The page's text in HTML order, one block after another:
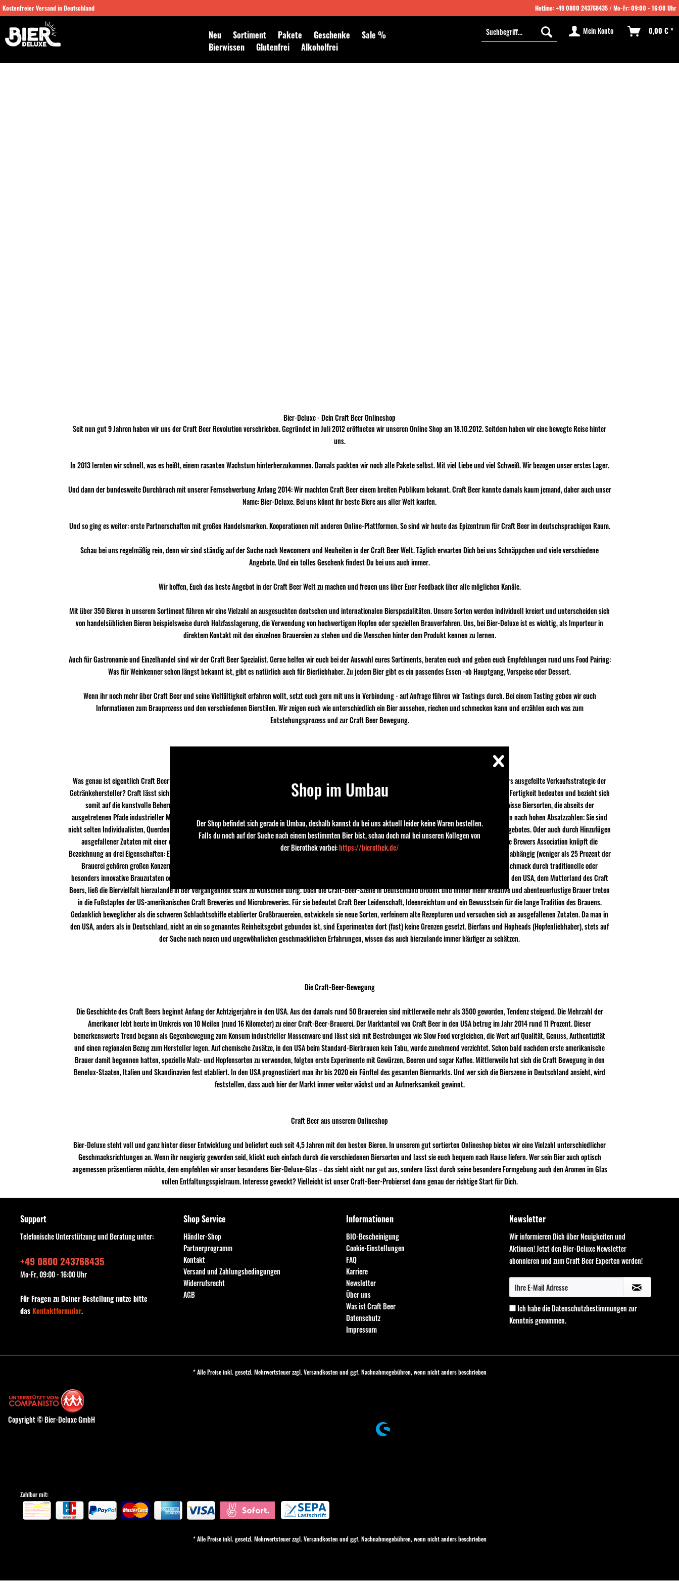
Kostenfreier Versand in Deutschland Hotline:+49 0800 243768435 / Mo-Fr: 09:00 - 16:00 Uhr
Neu Sortiment Pakete Geschenke
Sale %
Bierwissen
Glutenfrei Alkoholfrei
Mein Konto 0,00 € *
Newsletter abonnieren
Bier-Deluxe - Dein Craft Beer Onlineshop
Seit nun gut 9 Jahren haben wir uns der Craft Beer Revolution verschrieben. Gegründet im Juli 2012 eröffneten wir unseren Online Shop am 18.10.2012. Seitdem haben wir eine bewegte Reise hinter
uns.
In 2013 lernten wir schnell, was es heißt, einem rasanten Wachstum hinterherzukommen. Damals packten wir noch alle Pakete selbst. Mit viel Liebe und viel Schweiß. Wir bezogen unser erstes Lager.
Und dann der bundesweite Durchbruch mit unserer Fernsehwerbung Anfang 2014: Wir machten Craft Beer einem breiten Publikum bekannt. Craft Beer kannte damals kaum jemand, daher auch unser
Name: Bier-Deluxe. Bei uns könnt ihr beste Biere aus aller Welt kaufen.
Und so ging es weiter: erste Partnerschaften mit großen Handelsmarken. Kooperationen mit anderen Online-Plattformen. So sind wir heute das Epizentrum für Craft Beer im deutschsprachigen Raum.
Schau bei uns regelmäßig rein, denn wir sind ständig auf der Suche nach Newcomern und Neuheiten in der Craft Beer Welt. Täglich erwarten Dich bei uns Schnäppchen und viele verschiedene
Angebote. Und ein tolles Geschenk findest Du bei uns auch immer.
Wir hoffen, Euch das beste Angebot in der Craft Beer Welt zu machen und freuen uns über Euer Feedback über alle möglichen Kanäle.
Mit über 350 Bieren in unserem Sortiment führen wir eine Vielzahl an ausgesuchten deutschen und internationalen Bierspezialitäten. Unsere Sorten werden individuell kreiert und unterscheiden sich
von handelsüblichen Bieren beispielsweise durch Holzfasslagerung, die Verwendung von hochwertigem Hopfen oder speziellen Brauverfahren. Uns, bei Bier-Deluxe ist es wichtig, als Importeur in
direktem Kontakt mit den einzelnen Brauereien zu stehen und die Menschen hinter dem Produkt kennen zu lernen.
Auch für Gastronomie und Einzelhandel sind wir der Craft Beer Spezialist. Gerne helfen wir euch bei der Auswahl eures Sortiments, beraten euch und geben euch Empfehlungen rund ums Food Pairing:
Was für Weinkenner schon längst bekannt ist, gibt es natürlich auch für Bierliebhaber. Zu jedem Bier gibt es ein passendes Essen -ob Hauptgang, Vorspeise oder Dessert.
Wenn ihr noch mehr über Craft Beer und seine Vielfältigkeit erfahren wollt, setzt euch gern mit uns in Verbindung - auf Anfrage führen wir Tastings durch. Bei einem Tasting geben wir euch
Informationen zum Brauprozess und den verschiedenen Bierstilen. Wir zeigen euch wie unterschiedlich ein Bier aussehen, riechen und schmecken kann und erzählen euch was zum
Entstehungsprozess und zur Craft Beer Bewegung.
Was genau ist eigentlich Craft Beer? Oder Craft Bier? Welche Biersorten sind damit gemeint, und handelt es sich bei dem Begriff um mehr als nur eine besonders ausgefeilte Verkaufsstrategie der
Getränkehersteller? Craft lässt sich ins Deutsche zunächst einmal mit Handwerk übersetzen. In bestimmten Kontexten kann der Begriff aber auch Geschick und Fertigkeit bedeuten und bezieht sich
somit auf die kunstvolle Beherrschung einer bestimmten Tätigkeit. Weniger als die Fertigung von Bier mit der Hand meint der Ausdruck Craft Beer also gewisse Biersorten, die abseits der
ausgetretenen Pfade industrieller Massenproduktion kunstvoll hergestellt werden. Die Craft-Beer-Brauer verbinden mehr mit ihrem Produkt als nur das Streben nach hohen Absatzzahlen: Sie sind
nicht selten Individualisten, Querdenker und Grenzgänger, die historische Biersorten wieder aufleben lassen, neu interpretieren. Und das innerhalb des Reinheitsgebotes. Oder auch durch Hinzufügen
ausgefallener Zutaten mit einer eigenen Note versehen; und somit neben dem Reinheitsgebot stehen. Craft Beer zu definieren ist schwierig. Die amerikanische Brewers Association knüpft die
Bezeichnung an drei Eigenschaften: Ein Craft-Beer-Brauer ist klein (er produziert weniger als drei Prozent des jährlich insgesamt in den USA verkauften Biers), unabhängig (weniger als 25 Prozent der
Brauerei gehören großen Konzernen) und traditionsorientiert (mehr als die Hälfte der von ihm in Umlauf gebrachten Getränke erzeugen ihren besonderen Geschmack durch traditionelle oder
besonders innovative Brauzutaten oder Fermentierungsweisen). Dass im Deutschen kein eigener Ausdruck für Craft Beer existiert, ist kein Zufall. Im Vergleich zu den USA, dem Mutterland des Craft
Beers, ließ die Biervielfalt hierzulande in der Vergangenheit stark zu wünschen übrig. Doch die Craft-Beer-Szene in Deutschland brodelt und immer mehr kreative und abenteuerlustige Brauer treten
in die Fußstapfen der US-amerikanischen Craft Breweries und Microbreweries. Für sie bedeutet Craft Beer Leidenschaft, Ideenreichtum und ein Bewusstsein für die lange Tradition des Brauens.
Gedanklich beweglicher als die schweren Schlachtschiffe etablierter Großbrauereien, entwickeln sie neue Sorten, verfeinern alte Rezepturen und versuchen sich an ausgefallenen Zutaten. Da man in
den USA, anders als in Deutschland, nicht an ein so genanntes Reinheitsgebot gebunden ist, sind Experimenten dort (fast) keine Grenzen gesetzt. Bierfans und Hopheads (Hopfenliebhaber), stets auf
der Suche nach neuen und ungewöhnlichen geschmacklichen Erfahrungen, wissen das auch hierzulande immer häufiger zu schätzen.
Die Craft-Beer-Bewegung
Die Geschichte des Craft Beers beginnt Anfang der Achtzigerjahre in den USA. Aus den damals rund 50 Brauereien sind mittlerweile mehr als 3500 geworden, Tendenz steigend. Die Mehrzahl der
Amerikaner lebt heute im Umkreis von 10 Meilen (rund 16 Kilometer) zu einer Craft-Beer-Brauerei. Der Marktanteil von Craft Beer in den USA betrug im Jahr 2014 rund 11 Prozent. Dieser
bemerkenswerte Trend begann als Gegenbewegung zum Konsum industrieller Massenware und lässt sich mit Bestrebungen wie Slow Food vergleichen, die Wert auf Qualität, Genuss, Authentizität
und einen regionalen Bezug zum Hersteller legen. Auf chemische Zusätze, in den USA beim Standard-Bierbrauen kein Tabu, wurde zunehmend verzichtet. Schon bald nachdem erste amerikanische
Brauer damit begonnen hatten, spezielle Malz- und Hopfensorten zu verwenden, folgten erste Experimente mit Gewürzen, Beeren und sogar Kaffee. Mittlerweile hat sich die Craft Bewegung in den
Benelux-Staaten, Italien und Skandinavien fest etabliert. In den USA prognostiziert man ihr bis 2020 ein Fünftel des gesamten Biermarkts. Und wer sich die Bierszene in Deutschland ansieht, wird
feststellen, dass auch hier der Markt immer weiter wächst und an Aufmerksamkeit gewinnt.
Craft Beer aus unserem Onlineshop
Bier-Deluxe steht voll und ganz hinter dieser Entwicklung und beliefert euch seit 4,5 Jahren mit den besten Bieren. In unserem gut sortierten Onlineshop bieten wir eine Vielzahl unterschiedlicher
Geschmacksrichtungen an. Wenn ihr neugierig geworden seid, klickt euch einfach durch die verschiedenen Biersorten und lasst sie euch bequem nach Hause liefern. Wer sein Bier auch optisch
angemessen präsentieren möchte, dem empfehlen wir unser besonderes Bier-Deluxe-Glas – das sieht nicht nur gut aus, sondern lässt durch seine besondere Formgebung auch den Aromen im Glas
vollen Entfaltungsspielraum. Interesse geweckt? Vielleicht ist unser Craft-Beer-Probierset dann genau der richtige Start für Dich.
Support
Telefonische Unterstützung und Beratung unter:
+49 0800 243768435
Mo-Fr, 09:00 - 16:00 Uhr
Für Fragen zu Deiner Bestellung nutze bitte
dasKontaktformular.
Shop Service
Händler-Shop
Partnerprogramm
Kontakt
Versand und Zahlungsbedingungen
Widerrufsrecht
AGB
Informationen
BIO-Bescheinigung
Cookie-Einstellungen
FAQ
Karriere
Newsletter
Über uns
Was ist Craft Beer
Datenschutz
Impressum
Newsletter
Wir informieren Dich über Neuigkeiten und
Aktionen! Jetzt den Bier-Deluxe Newsletter
abonnieren und zum Craft Beer Experten werden!
Ich habe dieDatenschutzbestimmungenzur
Kenntnis genommen.
* Alle Preise inkl. gesetzl. Mehrwertsteuer zzgl. Versandkostenund ggf. Nachnahmegebühren, wenn nicht anders beschrieben
Copyright © Bier-Deluxe GmbH
Shop im Umbau
Der Shop befindet sich gerade in Umbau, deshalb kannst du bei uns aktuell leider keine Waren bestellen.
Falls du noch auf der Suche nach einem bestimmten Bier bist, schau doch mal bei unseren Kollegen von
der Bierothek vorbei:https://bierothek.de/
Zahlbar mit:
* Alle Preise inkl. gesetzl. Mehrwertsteuer zzgl. Versandkostenund ggf. Nachnahmegebühren, wenn nicht anders beschrieben